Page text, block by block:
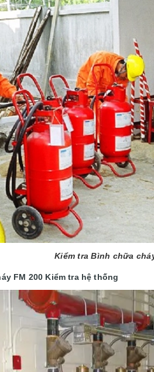
Kiểm tra Bình chữa
FM 200 Kiểm tra hệ thống